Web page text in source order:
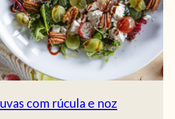
Salada de couve, maçã e caju